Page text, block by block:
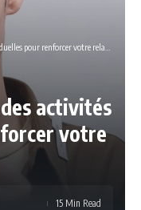
pour renforcer votre relation
activités
votre
15 Min Read